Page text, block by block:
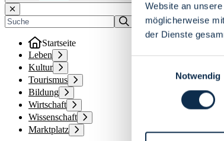
Website an
möglicherweise
der Dienste
Notwendig
Startseite
Leben
Kultur
Tourismus
Bildung
Wirtschaft
Wissenschaft
Marktplatz